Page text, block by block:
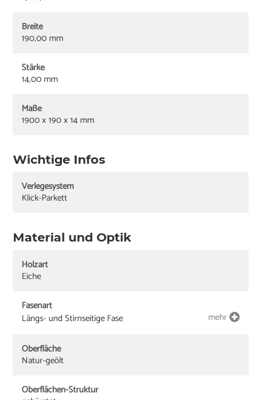
Breite
190,00 mm
Stärke
14,00 mm
Maße
1900 x 190 x 14 mm
Wichtige Infos
Verlegesystem
Klick-Parkett
Material und Optik
Holzart
Eiche
Fasenart
Längs- und Stirnseitige Fase
mehr
Oberfläche
Natur-geölt
Oberflächen-Struktur